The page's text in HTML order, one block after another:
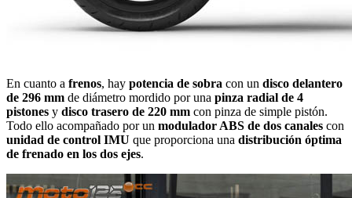
En cuanto a frenos, hay potencia de sobra con un disco delantero
de 296 mm de diámetro mordido por una pinza radial de 4
pistones y disco trasero de 220 mm con pinza de simple pistón.
Todo ello acompañado por un modulador ABS de dos canales con
unidad de control IMU que proporciona una distribución óptima
de frenado en los dos ejes.